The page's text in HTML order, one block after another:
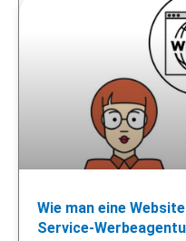
Wie man eine
Service-